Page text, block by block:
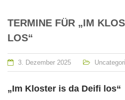
TERMINE FÜR „IM
LOS“
3. Dezember 2025
„Im Kloster is da Deifi los“